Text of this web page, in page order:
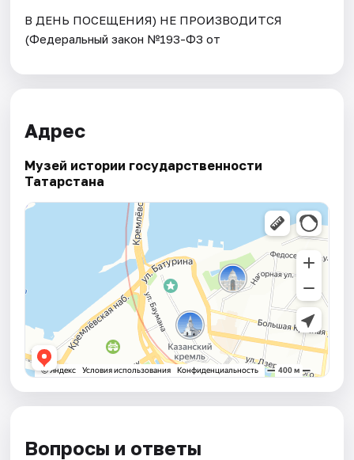
В ДЕНЬ ПОСЕЩЕНИЯ) НЕ ПРОИЗВОДИТСЯ
(Федеральный закон №193-ФЗ от
Адрес
Музей истории государственности
Татарстана
Вопросы и ответы